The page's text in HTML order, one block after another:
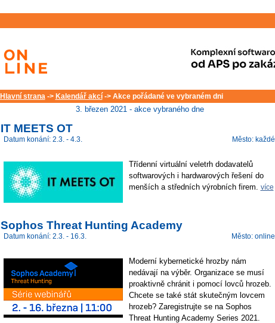
Hlavní strana-> Kalendář akcí-> Akce pořádané ve vybraném dni
3. březen 2021 - akce vybraného dne
IT MEETS OT
Datum konání: 2.3. - 4.3. Město: každé
Třídenní virtuální veletrh dodavatelů
softwarových i hardwarových řešení do
menších a středních výrobních firem. více
Sophos Threat Hunting Academy
Datum konání: 2.3. - 16.3. Město: online
Moderní kybernetické hrozby nám
nedávají na výběr. Organizace se musí
proaktivně chránit i pomocí lovců hrozeb.
Chcete se také stát skutečným lovcem
hrozeb? Zaregistrujte se na Sophos
Threat Hunting Academy Series 2021.